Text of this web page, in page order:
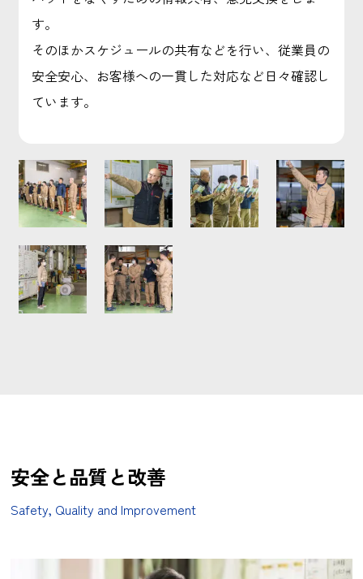
す。
そのほかスケジュールの共有などを行い、従業員の
安全安心、お客様への一貫した対応など日々確認し
ています。
安全と品質と改善
Safety, Quality and Improvement